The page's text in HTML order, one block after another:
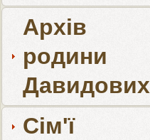
Архів
родини
Давидових
Сім'ї